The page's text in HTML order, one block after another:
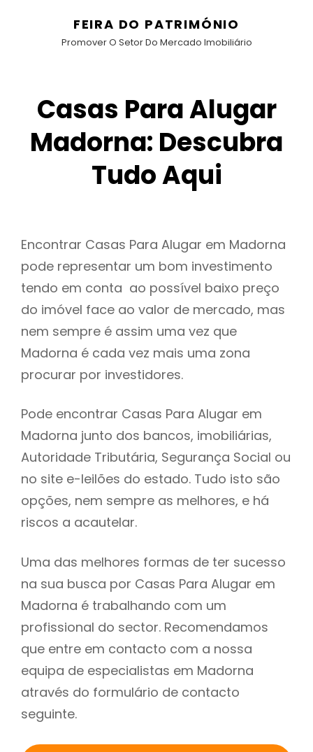
FEIRA DO PATRIMÓNIO
Promover O Setor Do Mercado Imobiliário
Casas Para Alugar
Madorna: Descubra
Tudo Aqui
Encontrar Casas Para Alugar em Madorna
pode representar um bom investimento
tendo em conta ao possível baixo preço
do imóvel face ao valor de mercado, mas
nem sempre é assim uma vez que
Madorna é cada vez mais uma zona
procurar por investidores.
Pode encontrar Casas Para Alugar em
Madorna junto dos bancos, imobiliárias,
Autoridade Tributária, Segurança Social ou
no site e-leilões do estado. Tudo isto são
opções, nem sempre as melhores, e há
riscos a acautelar.
Uma das melhores formas de ter sucesso
na sua busca por Casas Para Alugar em
Madorna é trabalhando com um
profissional do sector. Recomendamos
que entre em contacto com a nossa
equipa de especialistas em Madorna
através do formulário de contacto
seguinte.